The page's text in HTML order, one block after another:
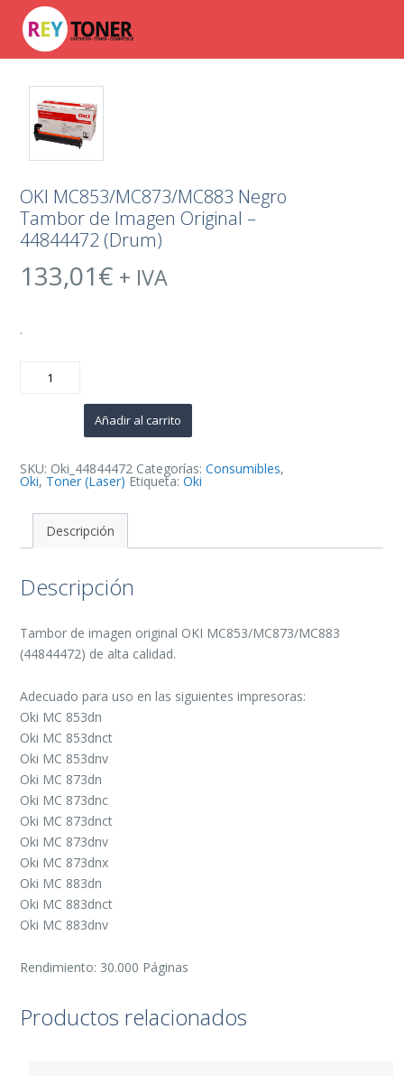
OKI MC853/MC873/MC883 Negro
Tambor de Imagen Original –
44844472 (Drum)
133,01€ + IVA
.
MC853/MC873/MC883
44844472
(Drum)
cantidad
Añadir al carrito
SKU: Oki_44844472 Categorías:Consumibles,
Oki, Toner (Laser) Etiqueta:Oki
Descripción
Descripción
Tambor de imagen original OKI MC853/MC873/MC883
(44844472) de alta calidad.
Adecuado para uso en las siguientes impresoras:
Oki MC 853dn
Oki MC 853dnct
Oki MC 853dnv
Oki MC 873dn
Oki MC 873dnc
Oki MC 873dnct
Oki MC 873dnv
Oki MC 873dnx
Oki MC 883dn
Oki MC 883dnct
Oki MC 883dnv
Rendimiento: 30.000 Páginas
Productos relacionados